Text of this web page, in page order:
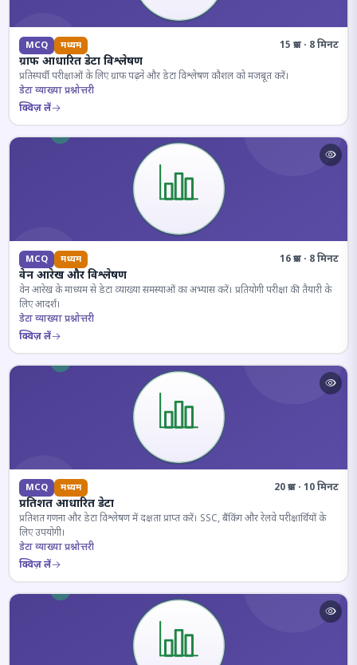
MCQ मध्यम 15 प्रश्न · 8 मिनट
ग्राफ आधारित डेटा विश्लेषण
प्रतिस्पर्धी परीक्षाओं के लिए ग्राफ पढ़ने और डेटा विश्लेषण कौशल को मजबूत करें।
डेटा व्याख्या प्रश्नोत्तरी
क्विज़ लें
MCQ मध्यम 16 प्रश्न · 8 मिनट
वेन आरेख और विश्लेषण
वेन आरेख के माध्यम से डेटा व्याख्या समस्याओं का अभ्यास करें। प्रतियोगी परीक्षा की तैयारी के
लिए आदर्श।
डेटा व्याख्या प्रश्नोत्तरी
क्विज़ लें
MCQ मध्यम 20 प्रश्न · 10 मिनट
प्रतिशत आधारित डेटा
प्रतिशत गणना और डेटा विश्लेषण में दक्षता प्राप्त करें। SSC, बैंकिंग और रेलवे परीक्षार्थियों के
लिए उपयोगी।
डेटा व्याख्या प्रश्नोत्तरी
क्विज़ लें